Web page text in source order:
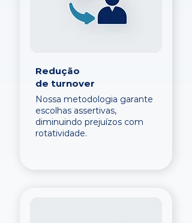
Redução
de turnover
Nossa metodologia garante
escolhas assertivas,
diminuindo prejuízos com
rotatividade.